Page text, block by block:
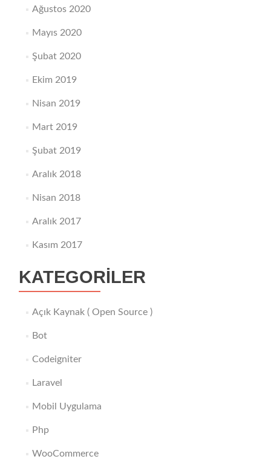
Ağustos 2020
Mayıs 2020
Şubat 2020
Ekim 2019
Nisan 2019
Mart 2019
Şubat 2019
Aralık 2018
Nisan 2018
Aralık 2017
Kasım 2017
KATEGORILER
Açık Kaynak ( Open Source )
Bot
Codeigniter
Laravel
Mobil Uygulama
Php
WooCommerce